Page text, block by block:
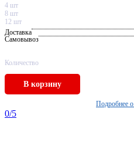
4 шт
8 шт
12 шт
Доставка
Самовывоз
Количество
В корзину
Подробнее о
0/5